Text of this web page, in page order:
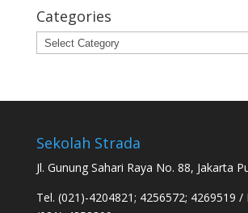
Categories
Categories
Sekolah Strada
Jl. Gunung Sahari Raya No. 88, Jakarta
Tel. (021)-4204821; 4256572; 4269519 /